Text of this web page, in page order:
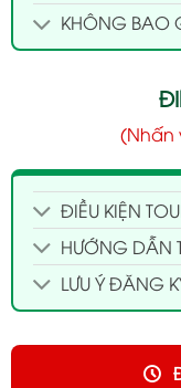
KHÔNG BAO
(Nhấn
ĐIỀU KIỆN
HƯỚNG DẪN
LƯU Ý ĐĂNG